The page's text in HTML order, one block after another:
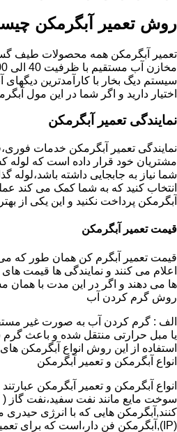
روش تعمیر آبگرمکن
تعمیر آبگرمکن همه محصولات طیف
اختیار دارید و اگر شما در این مول
نمایندگی تعمیر آبگرمکن
نمایندگی تعمیر آبگرمکن خدمات
مشتریان خود قرار داده است که لوله
شما نیاز به جابجایی داشته
انتخاب کنید که به شما کمک می کند
آبگرمکن پرداخت نکنید و این یکی از
قیمت تعمیر آبگرمکن
قیمت تعمیر آبگرم کن همان طور که می
اعلام می کنند و نمایندگی ها قیمت
ها می دهند و اگر در این مدت با همان
روش گرم کردن آب
الف : گرم کردن آب به صورت غیر
یا مبل حرارتی منتقل شده و باعث
استفاده از این روش انواع آبگرمکن
انواع آبگرمکن و تعمیر آبگرمکن
سوخت مایع مانند نفت سفید،نفت گاز (
(IP),آبگرمکن فن دار،است که برای تعمیر آبگرمکن باید به نمایندگی تماس حاصل فرمایید.